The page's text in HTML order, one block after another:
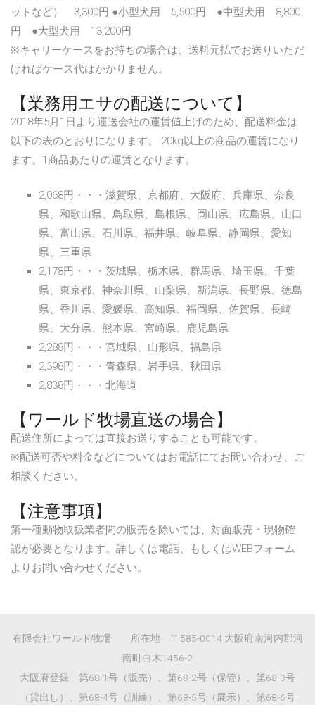
ットなど） 3,300円 ●小型犬用 5,500円 ●中型犬用 8,800
円 ●大型犬用 13,200円
※キャリーケースをお持ちの場合は、送料元払でお送りいただ
ければケース代はかかりません。
【業務用エサの配送について】
2018年5月1日より運送会社の運賃値上げのため、配送料金は
以下の表のとおりになります。 20kg以上の商品の運賃になり
ます。1商品あたりの運賃となります。
2,068円・・・滋賀県、京都府、大阪府、兵庫県、奈良
県、和歌山県、鳥取県、島根県、岡山県、広島県、山口
県、富山県、石川県、福井県、岐阜県、静岡県、愛知
県、三重県
2,178円・・・茨城県、栃木県、群馬県、埼玉県、千葉
県、東京都、神奈川県、山梨県、新潟県、長野県、徳島
県、香川県、愛媛県、高知県、福岡県、佐賀県、長崎
県、大分県、熊本県、宮崎県、鹿児島県
2,288円・・・宮城県、山形県、福島県
2,398円・・・青森県、岩手県、秋田県
2,838円・・・北海道
【ワールド牧場直送の場合】
配送住所によっては直接お送りすることも可能です。
※配送可否や料金などについてはお電話にてお問い合わせ、ご
相談ください。
【注意事項】
第一種動物取扱業者間の販売を除いては、対面販売・現物確
認が必要となります。詳しくは電話、もしくはWEBフォーム
よりお問い合わせください。
有限会社ワールド牧場 所在地 〒585-0014 大阪府南河内郡河
南町白木1456-2
大阪府登録 第68-1号（販売）、第68-2号（保管）、第68-3号
（貸出し）、第68-4号（訓練）、第68-5号（展示）、第68-6号